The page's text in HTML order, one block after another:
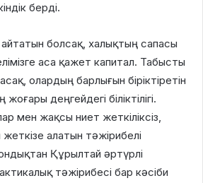
берді.
айтатын болсақ, халықтың сапасы
аса қажет капитал. Табысты
олардың барлығын біріктіретін
деңгейдегі біліктілігі.
мен жақсы ниет жеткіліксіз,
алатын тәжірибелі
Құрылтай әртүрлі
тәжірибесі бар кәсіби